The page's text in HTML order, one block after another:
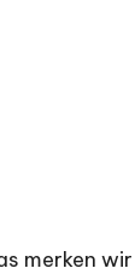
merken wir